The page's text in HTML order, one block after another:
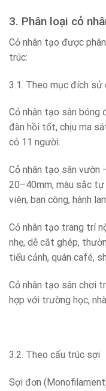
3. Phân loại cỏ
Cỏ nhân tạo được
trúc:
3.1. Theo mục đích sử
Cỏ nhân tạo sân bóng
đàn hồi tốt, chịu ma
cỏ 11 người.
Cỏ nhân tạo sân vườn
20–40mm, màu sắc tự
viên, ban công, hành
Cỏ nhân tạo trang trí
nhẹ, dễ cắt ghép,
tiểu cảnh, quán café,
Cỏ nhân tạo sân chơi
hợp với trường học,
3.2. Theo cấu trúc sợi
Sợi đơn